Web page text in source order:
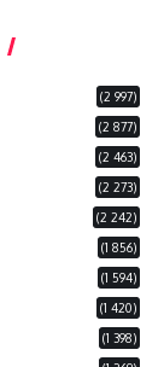
(2 997)
(2 877)
(2 463)
(2 273)
(2 242)
(1 856)
(1 594)
(1 420)
(1 398)